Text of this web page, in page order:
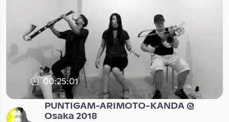
00:25:01
PUNTIGAM-ARIMOTO-KANDA @
Osaka 2018